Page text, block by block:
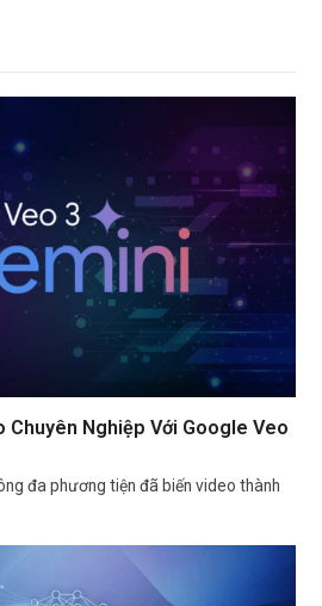
Chuyên Nghiệp Với Google Veo
đa phương tiện đã biến video thành